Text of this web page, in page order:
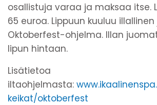
osallistuja varaa ja maksaa itse.
65 euroa. Lippuun kuuluu illallinen
Oktoberfest-ohjelma. Illan
lipun hintaan.
Lisätietoa
iltaohjelmasta:
keikat/oktoberfest